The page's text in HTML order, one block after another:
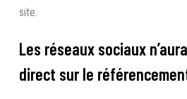
site.
Les réseaux sociaux
direct sur le